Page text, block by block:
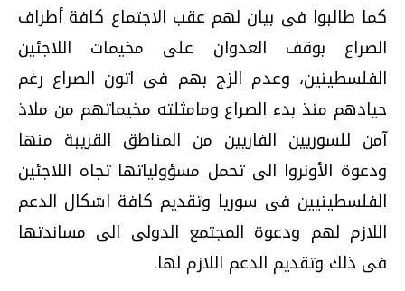
كما طالبوا فى بيان لهم عقب الاجتماع كافة أطراف
الصراع بوقف العدوان على مخيمات اللاجئين
الفلسطينين، وعدم الزج بهم فى اتون الصراع رغم
حيادهم منذ بدء الصراع ومامثلته مخيماتهم من ملاذ
آمن للسوريين الفاريين من المناطق القريبة منها
ودعوة الأونروا الى تحمل مسؤولياتها تجاه اللاجئين
الفلسطينيين فى سوريا وتقديم كافة اشكال الدعم
اللازم لهم ودعوة المجتمع الدولى الى مساندتها
فى ذلك وتقديم الدعم اللازم لها.